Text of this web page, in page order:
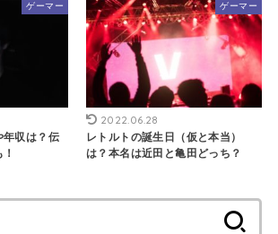
ゲーマー
年収は？伝
ゲーマー
2022.06.28
レトルトの誕生日（仮と本当）
は？本名は近田と亀田どっち？